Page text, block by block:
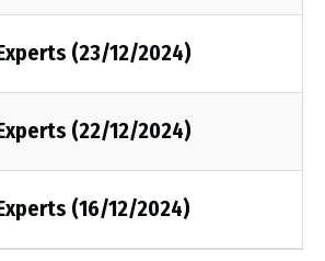
(23/12/2024)
(22/12/2024)
(16/12/2024)